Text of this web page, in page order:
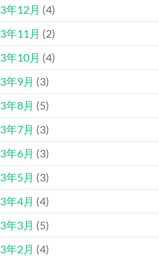
年12月 (4)
年11月 (2)
年10月 (4)
年9月 (3)
年8月 (5)
年7月 (3)
年6月 (3)
年5月 (3)
年4月 (4)
年3月 (5)
年2月 (4)